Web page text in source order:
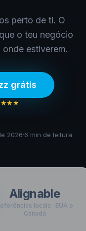
perto de ti. O
o teu negócio
estiverem.
grátis
2026·6 min de leitura
Alignable
locais · EUA e
Canadá